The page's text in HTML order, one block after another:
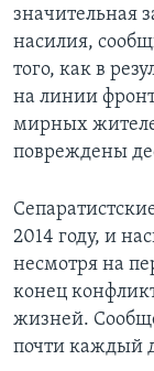
значительная
насилия,
того, как в
на линии
мирных
повреждены
2014 году, и
несмотря на
конец
жизней.
почти каждый